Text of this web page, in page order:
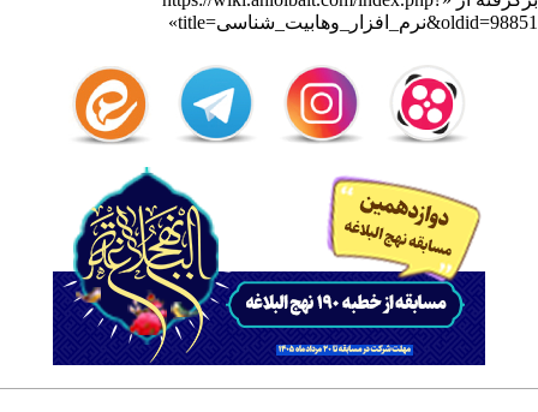
title=نرم_افزار_وهابیت_شناسی&oldid=98851
»